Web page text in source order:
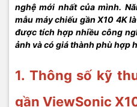
nghệ mới nhất của mình.
mẫu máy chiếu gần X10 4K
được tích hợp nhiều công
ảnh và có giá thành phù hợp
1. Thông số kỹ
gần ViewSonic